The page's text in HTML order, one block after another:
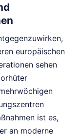
europäischen
sehen
ist es,
an moderne